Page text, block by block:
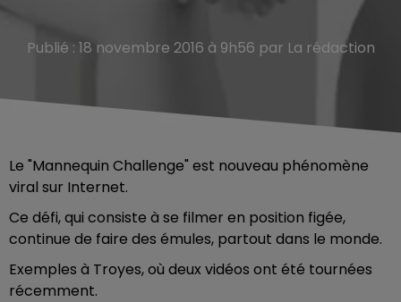
Publié : 18 novembre 2016 à 9h56 par La rédaction
Le "Mannequin Challenge" est nouveau phénomène
viral sur Internet.
Ce défi, qui consiste à se filmer en position figée,
continue de faire des émules, partout dans le monde.
Exemples à Troyes, où deux vidéos ont été tournées
récemment.